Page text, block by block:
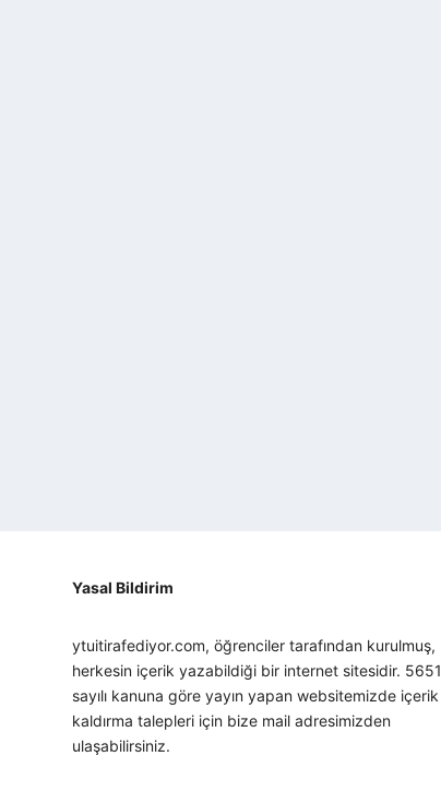
Yasal Bildirim
ytuitirafediyor.com, öğrenciler tarafından kurulmuş,
herkesin içerik yazabildiği bir internet sitesidir. 5651
sayılı kanuna göre yayın yapan websitemizde içerik
kaldırma talepleri için bize mail adresimizden
ulaşabilirsiniz.